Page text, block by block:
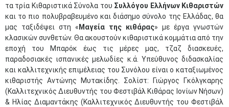
τα τρία Κιθαριστικά Σύνολα του Συλλόγου Ελλήνων Κιθαριστών
και το πιο πολυβραβευμένο και διάσημο σύνολο της Ελλάδας, θα
μας ταξιδέψει στη « Μαγεία της κιθάρας» με έργα γνωστών
κλασικών συνθετών. Θα ακουστούν κιθαριστικά κομμάτια από την
εποχή του Μπαρόκ έως τις μέρες μας, τζαζ διασκευές,
παραδοσιακές ισπανικές μελωδίες κ.ά. Υπεύθυνος διδασκαλίας
και καλλιτεχνικής επιμέλειας του Συνόλου είναι ο καταξιωμένος
κιθαριστής Αντώνης Μυτακίδης. Σολίστ: Γιώργος Γκόλγκαρης
(Καλλιτεχνικός Διευθυντής του Φεστιβάλ Κιθάρας Ιονίων Νήσων)
& Ηλίας Διαμαντάκης (Καλλιτεχνικός Διευθυντής του Φεστιβάλ